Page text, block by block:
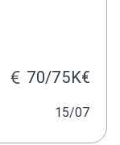
70/75K€
15/07